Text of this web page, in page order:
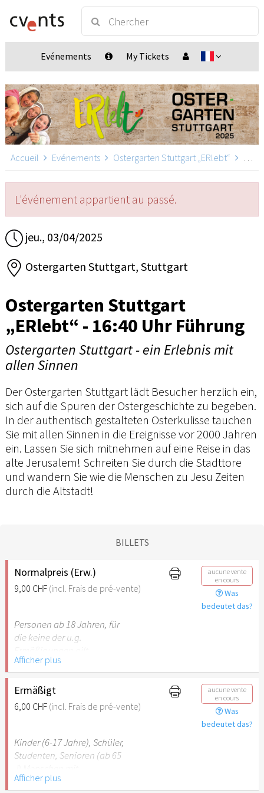
Evénements My Tickets
Accueil Evénements Ostergarten Stuttgart „ERlebt“
L'événement appartient au passé.
jeu., 03/04/2025
Ostergarten Stuttgart, Stuttgart
Ostergarten Stuttgart
„ERlebt“ - 16:40 Uhr Führung
Ostergarten Stuttgart - ein Erlebnis mit
allen Sinnen
Der Ostergarten Stuttgart lädt Besucher herzlich ein,
sich auf die Spuren der Ostergeschichte zu begeben.
In der authentisch gestalteten Osterkulisse tauchen
Sie mit allen Sinnen in die Ereignisse vor 2000 Jahren
ein. Lassen Sie sich mitnehmen auf eine Reise in das
alte Jerusalem! Schreiten Sie durch die Stadttore
und wandern Sie wie die Menschen zu Jesu Zeiten
durch die Altstadt!
BILLETS
Normalpreis (Erw.)
9,00 CHF (incl. Frais de pré-vente)
aucune vente
en cours
Was
bedeutet das?
Personen ab 18 Jahren, für
die keine der u.g.
Afficher plus
Ermäßigt
6,00 CHF (incl. Frais de pré-vente)
aucune vente
en cours
Was
bedeutet das?
Kinder (6-17 Jahre), Schüler,
Studenten, Senioren (ab 65
Behinderung (ab 50%),
Afficher plus